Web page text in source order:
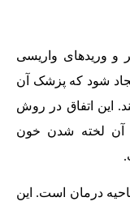
و وریدهای واریسی
شود که پزشک آن
این اتفاق در روش
آن لخته شدن خون
درمان است. این